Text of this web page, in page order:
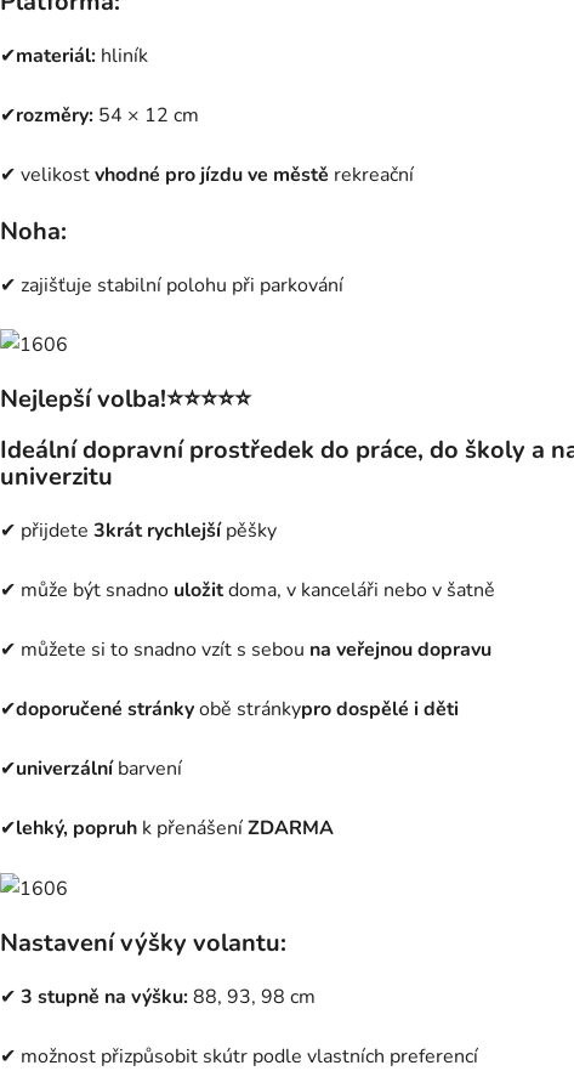
✔materiál: hliník
✔rozměry: 54 × 12 cm
✔ velikostvhodné pro jízdu ve městě rekreační
Noha:
✔ zajišťuje stabilní polohu při parkování
Nejlepší volba!⭐⭐⭐⭐⭐
Ideální dopravní prostředek do práce, do školy a
univerzitu
✔ přijdete 3krát rychlejšípěšky
✔ může být snadno uložitdoma, v kanceláři nebo v šatně
✔ můžete si to snadno vzít s sebou na veřejnou dopravu
✔doporučené stránkyobě stránkypro dospělé i děti
✔univerzálníbarvení
✔lehký, popruh k přenášeníZDARMA
Nastavení výšky volantu:
✔ 3 stupně na výšku:88, 93, 98 cm
✔ možnost přizpůsobit skútr podle vlastních preferencí